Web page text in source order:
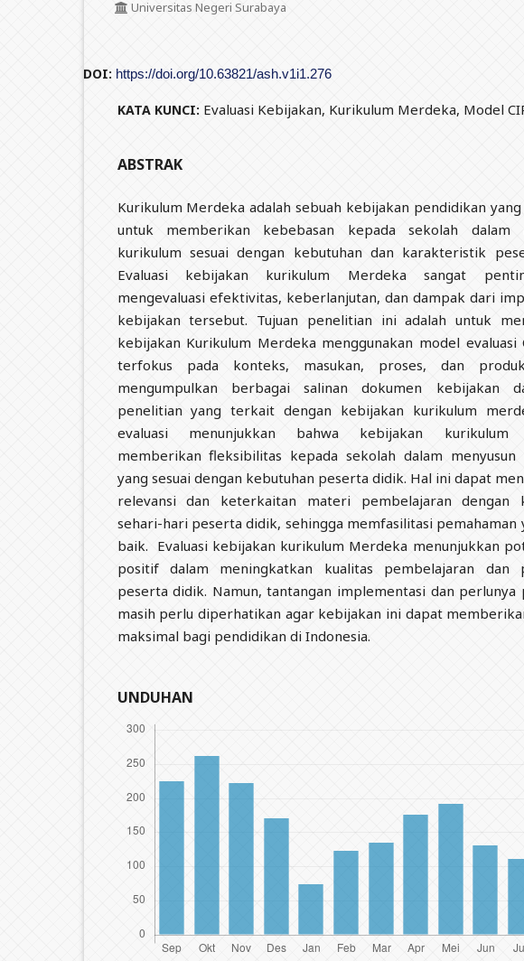
Universitas Negeri Surabaya
DOI: https://doi.org/10.63821/ash.v1i1.276
KATA KUNCI: Evaluasi Kebijakan, Kurikulum Merdeka, Model
ABSTRAK
Kurikulum Merdeka adalah sebuah kebijakan pendidikan
untuk memberikan kebebasan kepada sekolah dalam
kurikulum sesuai dengan kebutuhan dan karakteristik
Evaluasi kebijakan kurikulum Merdeka sangat
mengevaluasi efektivitas, keberlanjutan, dan dampak dari
kebijakan tersebut. Tujuan penelitian ini adalah untuk
kebijakan Kurikulum Merdeka menggunakan model evaluasi
terfokus pada konteks, masukan, proses, dan
mengumpulkan berbagai salinan dokumen kebijakan
penelitian yang terkait dengan kebijakan kurikulum
evaluasi menunjukkan bahwa kebijakan kurikulum
memberikan fleksibilitas kepada sekolah dalam menyusun
yang sesuai dengan kebutuhan peserta didik. Hal ini dapat
relevansi dan keterkaitan materi pembelajaran dengan
sehari-hari peserta didik, sehingga memfasilitasi pemahaman
baik. Evaluasi kebijakan kurikulum Merdeka menunjukkan
positif dalam meningkatkan kualitas pembelajaran dan
peserta didik. Namun, tantangan implementasi dan perlunya
masih perlu diperhatikan agar kebijakan ini dapat
maksimal bagi pendidikan di Indonesia.
UNDUHAN